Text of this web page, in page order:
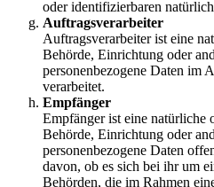
oder identifizierbaren
Auftragsverarbeiter
Auftragsverarbeiter ist eine
Behörde, Einrichtung oder
personenbezogene Daten im
verarbeitet.
Empfänger
Empfänger ist eine natürliche
Behörde, Einrichtung oder
personenbezogene Daten
davon, ob es sich bei ihr um
Behörden, die im Rahmen